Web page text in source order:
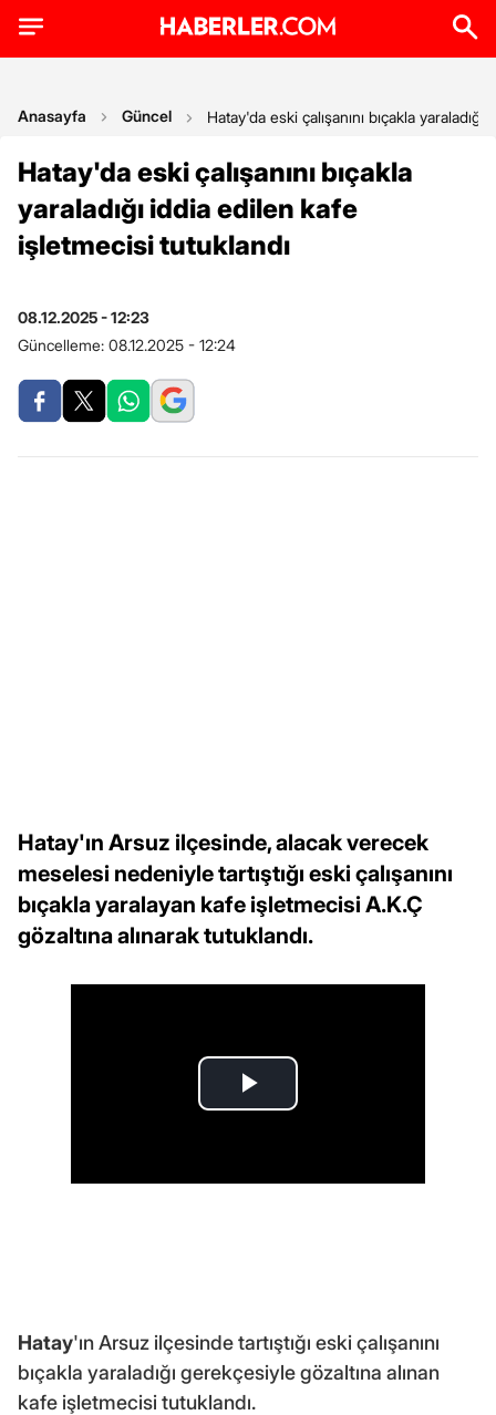
Anasayfa Güncel Hatay'da eski çalışanını bıçakla
Hatay'da eski çalışanını bıçakla
yaraladığı iddia edilen kafe
işletmecisi tutuklandı
08.12.2025 - 12:23
Güncelleme: 08.12.2025 - 12:24
Hatay'ın Arsuz ilçesinde, alacak verecek
meselesi nedeniyle tartıştığı eski çalışanını
bıçakla yaralayan kafe işletmecisi A.K.Ç
gözaltına alınarak tutuklandı.
Hatay'ın Arsuz ilçesinde tartıştığı eski çalışanını
bıçakla yaraladığı gerekçesiyle gözaltına alınan
kafe işletmecisi tutuklandı.